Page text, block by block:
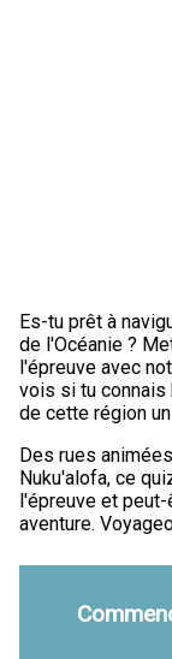
Es-tu prêt à
de l'Océanie ?
l'épreuve avec
vois si tu
de cette région
Des rues
Nuku'alofa, ce
l'épreuve et
aventure.